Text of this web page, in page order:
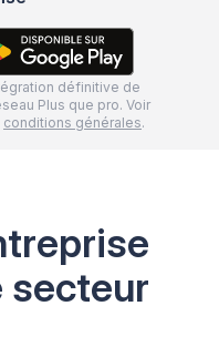
définitive de
Plus que pro. Voir
conditions générales.
secteur